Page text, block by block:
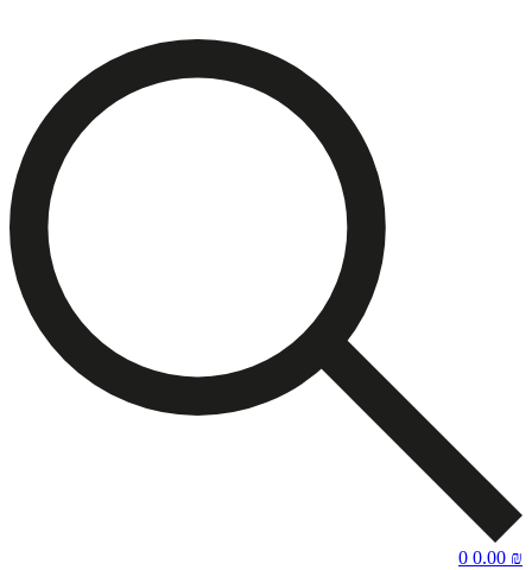
0.00 ₪
0